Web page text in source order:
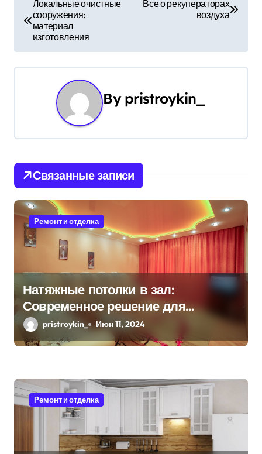
в
и
ц
и
я
п
о
а
п
и
я
м
Локальные очистные
сооружения:
материал
изготовления
Все о рекуператорах
воздуха
By pristroykin_
Связанные записи
Ремонт и отделка
Натяжные потолки в зал:
Современное решение для
стильного интерьера
pristroykin_ Июн 11, 2024
Ремонт и отделка